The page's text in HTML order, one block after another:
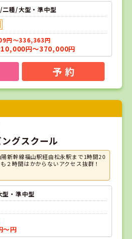
二種/大型・準中型
円～336,363円
円～370,000円
予 約
グスクール
新幹線福山駅経由松永駅まで1時間20
２時間はかからないアクセス抜群！
型・準中型
～円